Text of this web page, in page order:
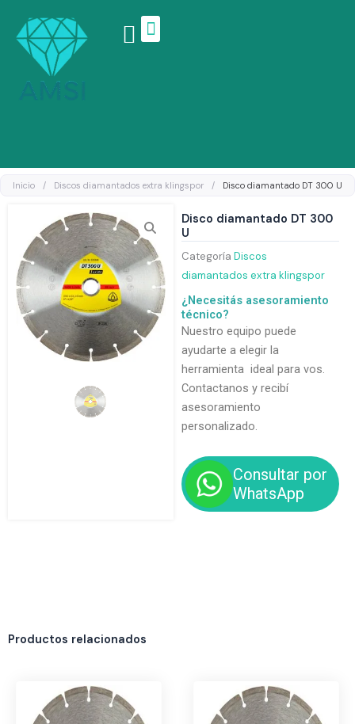
contenido
Inicio / Discos diamantados extra klingspor / Disco diamantado DT 300 U
Disco diamantado DT 300
U
Categoría Discos
diamantados extra klingspor
¿Necesitás asesoramiento
técnico?
Nuestro equipo puede
ayudarte a elegir la
herramienta ideal para vos.
Contactanos y recibí
asesoramiento
personalizado.
Consultar por
WhatsApp
Productos relacionados